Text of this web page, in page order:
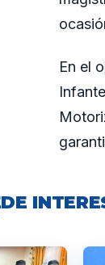
En el